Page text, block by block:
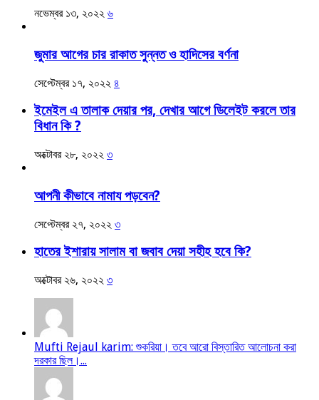
নভেম্বর ১৩, ২০২২ ৬
জুমার আগের চার রাকাত সুন্নত ও হাদিসের বর্ণনা
সেপ্টেম্বর ১৭, ২০২২ ৪
ইমেইল এ তালাক দেয়ার পর, দেখার আগে ডিলেইট করলে তার
বিধান কি ?
অক্টোবর ২৮, ২০২২ ৩
আপনী কীভাবে নামায পড়বেন?
সেপ্টেম্বর ২৭, ২০২২ ৩
হাতের ইশারায় সালাম বা জবাব দেয়া সহীহ হবে কি?
অক্টোবর ২৬, ২০২২ ৩
Mufti Rejaul karim: শুকরিয়া। তবে আরো বিস্তারিত আলোচনা করা
দরকার ছিল।...